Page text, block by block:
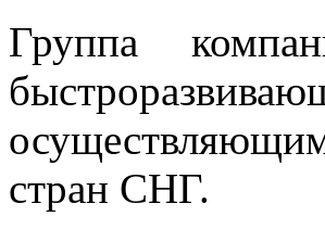
Группа
стран СНГ.